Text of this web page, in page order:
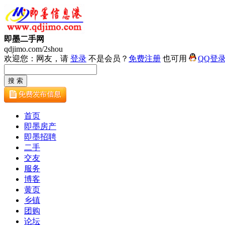
即墨二手网
qdjimo.com/2shou
欢迎您：网友，请 登录 不是会员？ 免费注册 也可用 QQ登
首页
即墨房产
即墨招聘
二手
交友
服务
博客
黄页
乡镇
团购
论坛